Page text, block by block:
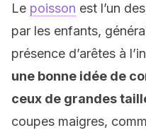
Le poisson est l’un
par les enfants,
présence d’arêtes à
une bonne idée de
ceux de grandes
coupes maigres,